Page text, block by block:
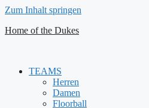
Zum Inhalt springen
Home of the Dukes
TEAMS
Herren
Damen
Floorball